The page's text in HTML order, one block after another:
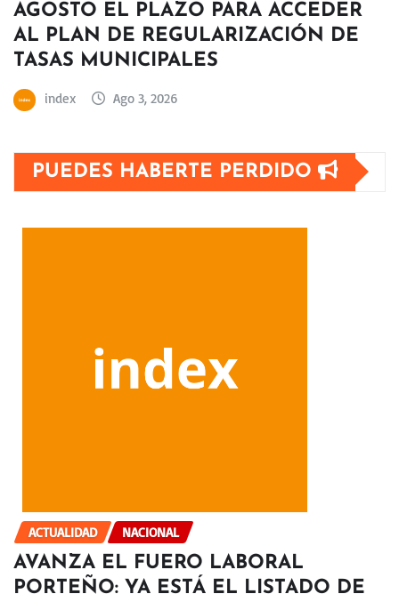
AGOSTO EL PLAZO PARA ACCEDER
AL PLAN DE REGULARIZACIÓN DE
TASAS MUNICIPALES
index Ago 3, 2026
PUEDES HABERTE PERDIDO
ACTUALIDAD NACIONAL
AVANZA EL FUERO LABORAL
PORTEÑO: YA ESTÁ EL LISTADO DE